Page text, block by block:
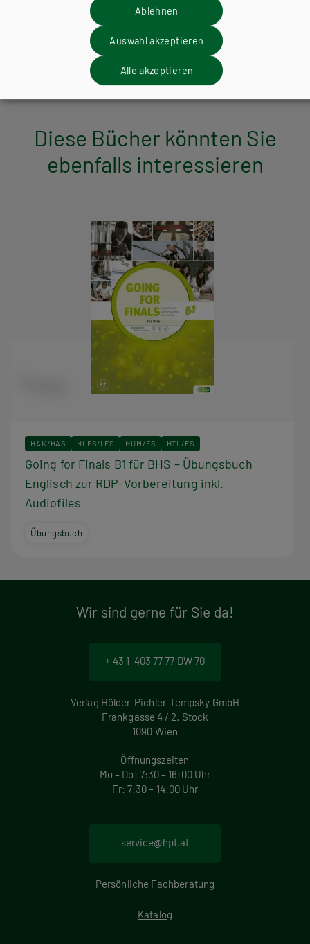
Diese Bücher könnten Sie
ebenfalls interessieren
HAK/HAS HLFS/LFS HUM/FS HTL/FS
Going for Finals B1 für BHS – Übungsbuch
Englisch zur RDP-Vorbereitung inkl.
Audiofiles
Übungsbuch
Wir sind gerne für Sie da!
+ 43 1 403 77 77 DW 70
Verlag Hölder-Pichler-Tempsky GmbH
Frankgasse 4 / 2. Stock
1090 Wien
Öffnungszeiten
Mo – Do: 7:30 – 16:00 Uhr
Fr: 7:30 – 14:00 Uhr
service@hpt.at
Persönliche Fachberatung
Katalog
Ablehnen
Auswahl akzeptieren
Alle akzeptieren